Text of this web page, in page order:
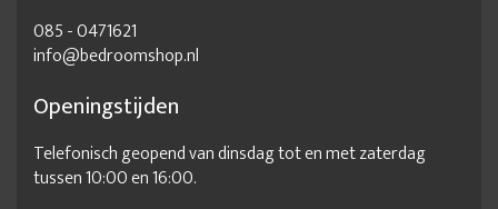
085 - 0471621
info@bedroomshop.nl
Openingstijden
Telefonisch geopend van dinsdag tot en met zaterdag
tussen 10:00 en 16:00.